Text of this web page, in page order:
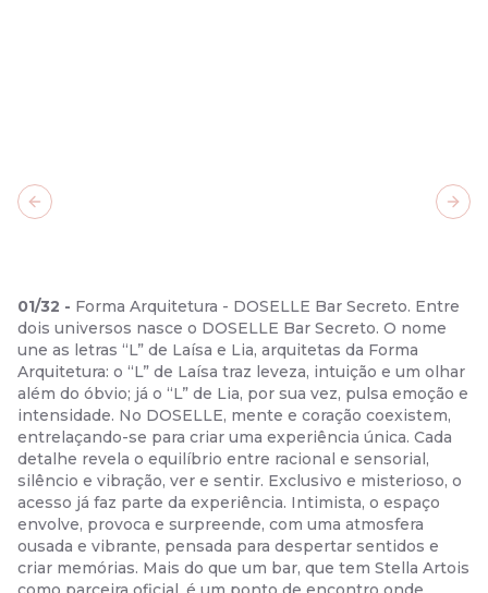
01/32 - Forma Arquitetura - DOSELLE Bar Secreto. Entre
dois universos nasce o DOSELLE Bar Secreto. O nome
une as letras “L” de Laísa e Lia, arquitetas da Forma
Arquitetura: o “L” de Laísa traz leveza, intuição e um olhar
além do óbvio; já o “L” de Lia, por sua vez, pulsa emoção e
intensidade. No DOSELLE, mente e coração coexistem,
entrelaçando-se para criar uma experiência única. Cada
detalhe revela o equilíbrio entre racional e sensorial,
silêncio e vibração, ver e sentir. Exclusivo e misterioso, o
acesso já faz parte da experiência. Intimista, o espaço
envolve, provoca e surpreende, com uma atmosfera
ousada e vibrante, pensada para despertar sentidos e
criar memórias. Mais do que um bar, que tem Stella Artois
Previous slide